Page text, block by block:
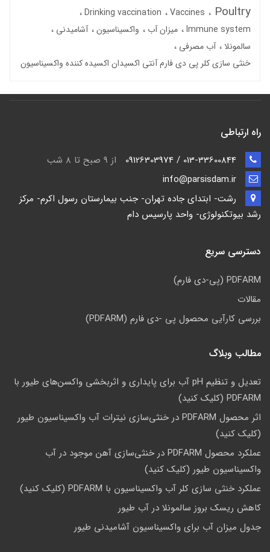
Poultry
Vaccines
Drinking vaccination
Immune system
میزان آب واکسیناسیون
آشامیدنی
سالمونلا
آب مصرفی
خنثی سازی کلر پی دی فارم آنتی اکسیدان اکسیده کننده واکسیناسیون
راه ارتباطی
از 9 صبح تا ۸ شب
رشت- ابتدای جاده تهران- جنب بیمارستان رسول اکرم- مرکز
رشد بیوتکنولوژی- واحد پارسیس دام
دسترسی سریع
PDFARM (پی-دی فارم)
مقالات
بررسی کارآیی محصول پی -دی فارم (PDFARM)
مطالب وبلاگ
تعدیل و تنظیم pH آب برای پایداری و اثربخشی واکسن‌های طیور با
PDFARM (کلیک کنید)
اثر محصول PDFARM در خنثی‌سازی نیترات آب واکسیناسیون طیور
(کلیک کنید)
عملکرد محصول PDFARM در خنثی‌سازی آهن موجود در آب
واکسیناسیون طیور (کلیک کنید)
عملکرد خنثی سازی کلر آب واکسیناسیون با PDFARM (کلیک کنید)
کاهش ریسک بروز سالمونلا در آب طیور
جدول میزان آب برای واکسیناسیون آشامیدنی طیور